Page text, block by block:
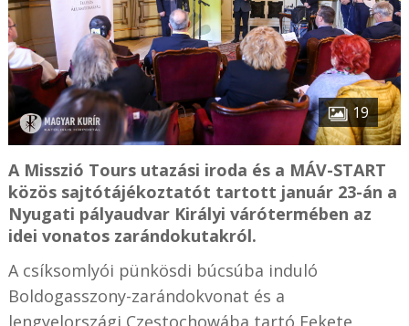
19
A Misszió Tours utazási iroda és a MÁV-START
közös sajtótájékoztatót tartott január 23-án a
Nyugati pályaudvar Királyi várótermében az
idei vonatos zarándokutakról.
A csíksomlyói pünkösdi búcsúba induló
Boldogasszony-zarándokvonat és a